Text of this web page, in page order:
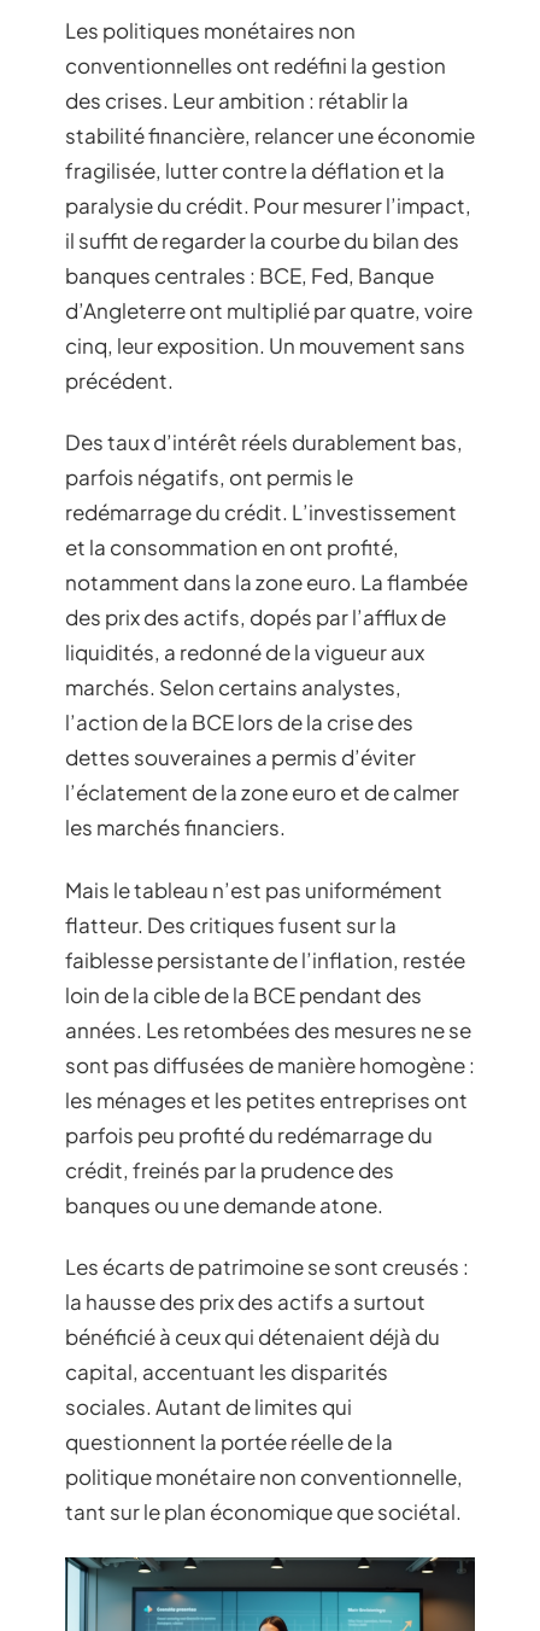
Les politiques monétaires non
conventionnelles ont redéfini la gestion
des crises. Leur ambition : rétablir la
stabilité financière, relancer une économie
fragilisée, lutter contre la déflation et la
paralysie du crédit. Pour mesurer l’impact,
il suffit de regarder la courbe du bilan des
banques centrales : BCE, Fed, Banque
d’Angleterre ont multiplié par quatre, voire
cinq, leur exposition. Un mouvement sans
précédent.
Des taux d’intérêt réels durablement bas,
parfois négatifs, ont permis le
redémarrage du crédit. L’investissement
et la consommation en ont profité,
notamment dans la zone euro. La flambée
des prix des actifs, dopés par l’afflux de
liquidités, a redonné de la vigueur aux
marchés. Selon certains analystes,
l’action de la BCE lors de la crise des
dettes souveraines a permis d’éviter
l’éclatement de la zone euro et de calmer
les marchés financiers.
Mais le tableau n’est pas uniformément
flatteur. Des critiques fusent sur la
faiblesse persistante de l’inflation, restée
loin de la cible de la BCE pendant des
années. Les retombées des mesures ne se
sont pas diffusées de manière homogène :
les ménages et les petites entreprises ont
parfois peu profité du redémarrage du
crédit, freinés par la prudence des
banques ou une demande atone.
Les écarts de patrimoine se sont creusés :
la hausse des prix des actifs a surtout
bénéficié à ceux qui détenaient déjà du
capital, accentuant les disparités
sociales. Autant de limites qui
questionnent la portée réelle de la
politique monétaire non conventionnelle,
tant sur le plan économique que sociétal.